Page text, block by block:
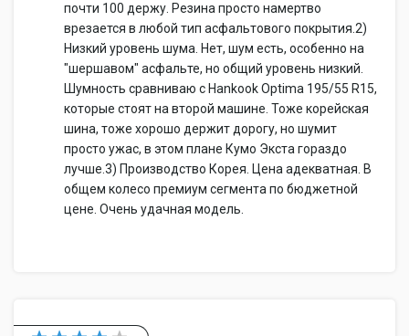
почти 100 держу. Резина просто намертво
врезается в любой тип асфальтового покрытия.2)
Низкий уровень шума. Нет, шум есть, особенно на
"шершавом" асфальте, но общий уровень низкий.
Шумность сравниваю с Hankook Optima 195/55 R15,
которые стоят на второй машине. Тоже корейская
шина, тоже хорошо держит дорогу, но шумит
просто ужас, в этом плане Кумо Экста гораздо
лучше.3) Производство Корея. Цена адекватная. В
общем колесо премиум сегмента по бюджетной
цене. Очень удачная модель.